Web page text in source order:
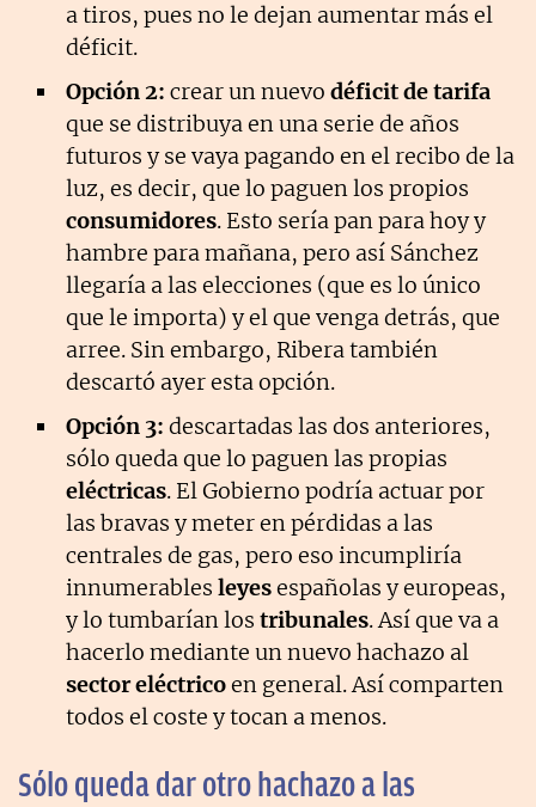
a tiros, pues no le dejan aumentar más el
déficit.
Opción 2: crear un nuevo déficit de tarifa
que se distribuya en una serie de años
futuros y se vaya pagando en el recibo de la
luz, es decir, que lo paguen los propios
consumidores. Esto sería pan para hoy y
hambre para mañana, pero así Sánchez
llegaría a las elecciones (que es lo único
que le importa) y el que venga detrás, que
arree. Sin embargo, Ribera también
descartó ayer esta opción.
Opción 3: descartadas las dos anteriores,
sólo queda que lo paguen las propias
eléctricas. El Gobierno podría actuar por
las bravas y meter en pérdidas a las
centrales de gas, pero eso incumpliría
innumerables leyesespañolas y europeas,
y lo tumbarían los tribunales. Así que va a
hacerlo mediante un nuevo hachazo al
sector eléctricoen general. Así comparten
todos el coste y tocan a menos.
Sólo queda dar otro hachazo a las